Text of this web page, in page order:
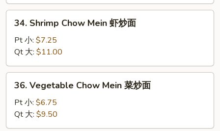
炒
Shrimp
Chow
Mein
虾
炒
34. Shrimp Chow Mein 虾炒面
Pt 小: $7.25
Qt 大: $11.00
Vegetable
Chow
Mein
菜
36. Vegetable Chow Mein 菜炒面
Pt 小: $6.75
Qt 大: $9.50